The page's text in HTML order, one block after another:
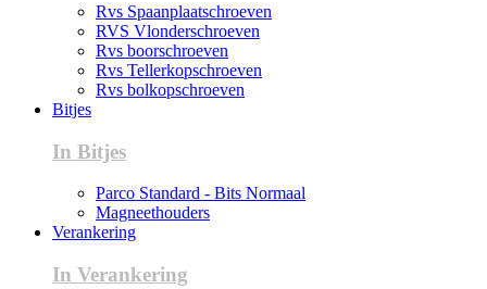
Rvs Spaanplaatschroeven
RVS Vlonderschroeven
Rvs boorschroeven
Rvs Tellerkopschroeven
Rvs bolkopschroeven
Bitjes
In Bitjes
Parco Standard - Bits Normaal
Magneethouders
Verankering
In Verankering